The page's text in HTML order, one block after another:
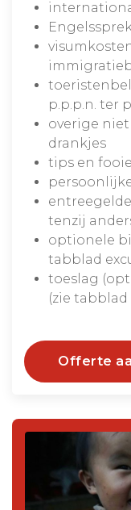
p.p.p.n. ter
overige
drankjes
tips en
tenzij
optionele
tabblad
toeslag
(zie tabblad
Offerte